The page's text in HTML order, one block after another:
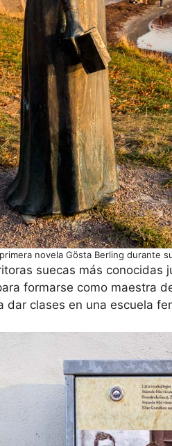
novela Gösta Berling durante
suecas más
formarse como maestra
dar clases en una escuela